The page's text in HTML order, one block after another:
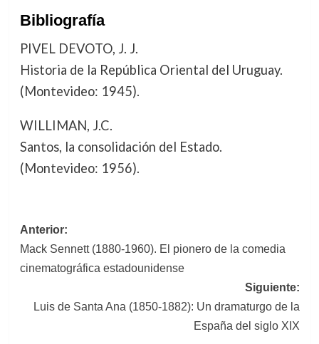
Bibliografía
PIVEL DEVOTO, J. J.
Historia de la República Oriental del Uruguay.
(Montevideo: 1945).
WILLIMAN, J.C.
Santos, la consolidación del Estado.
(Montevideo: 1956).
Navegación
de
entradas
Anterior:
Mack Sennett (1880-1960). El pionero de la comedia
cinematográfica estadounidense
Siguiente:
Luis de Santa Ana (1850-1882): Un dramaturgo de la
España del siglo XIX